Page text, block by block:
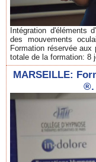
Intégration d'éléments
des mouvements
Formation réservée
totale de la formation: 8
MARSEILLE:
®.